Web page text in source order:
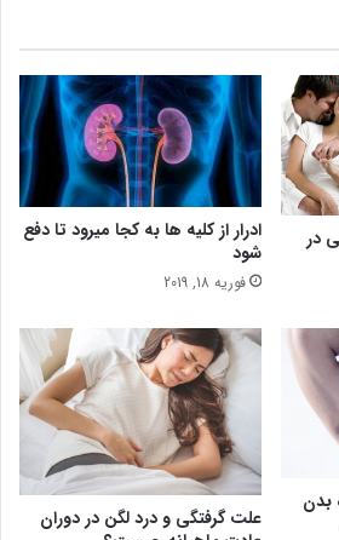
در
ادرار از کلیه ها به کجا میرود تا دفع
شود
فوریه 18, 2019
بدن
علت گرفتگی و درد لگن در دوران